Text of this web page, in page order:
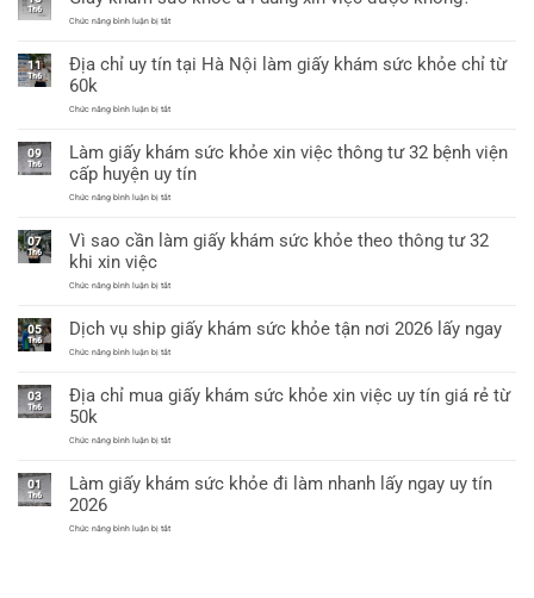
mới
nhất
giấy
khám
a3
có
Th6
Chức năng bình luận bị tắtở
sức
khỏe
xin
không?
11
Th6
Địa chỉ uy tín tại Hà Nội làm giấy khám sức khỏe chỉ từ
60k
Chức năng bình luận bị tắtở
uy
tín
tại
Nội
khám
09
Th6
Làm giấy khám sức khỏe xin việc thông tư 32 bệnh viện
cấp huyện uy tín
Chức năng bình luận bị tắtở
khám
sức
việc
32
bệnh
viện
uy
tín
07
Th6
Vì sao cần làm giấy khám sức khỏe theo thông tư 32
khi xin việc
Chức năng bình luận bị tắtở
cần
làm
giấy
khỏe
theo
32
việc
05
Th6
Dịch vụ ship giấy khám sức khỏe tận nơi 2026 lấy ngay
Chức năng bình luận bị tắtở
ship
giấy
khỏe
2026
03
Th6
Địa chỉ mua giấy khám sức khỏe xin việc uy tín giá rẻ từ
50k
Chức năng bình luận bị tắtở
mua
giấy
khỏe
01
Th6
Làm giấy khám sức khỏe đi làm nhanh lấy ngay uy tín
2026
Chức năng bình luận bị tắtở